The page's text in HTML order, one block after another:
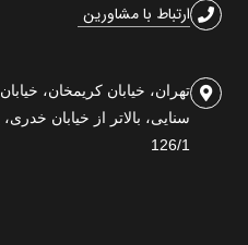
ارتباط با مشاورین
تهران، خیابان کریمخان، خیابان
سنایی، بالاتر از خیابان خدری،
126/1